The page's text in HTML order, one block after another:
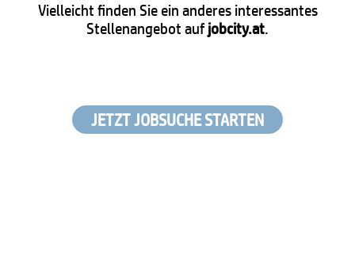
Vielleicht finden Sie ein anderes interessantes
Stellenangebot aufjobcity.at.
JETZT JOBSUCHE STARTEN